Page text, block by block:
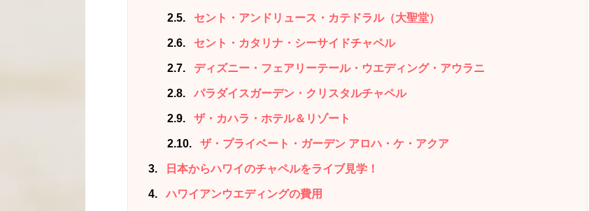
2.5 セント・アンドリュース・カテドラル（大聖堂）
2.6 セント・カタリナ・シーサイドチャペル
2.7 ディズニー・フェアリーテール・ウエディング・アウラニ
2.8 パラダイスガーデン・クリスタルチャペル
2.9 ザ・カハラ・ホテル＆リゾート
2.10 ザ・プライベート・ガーデン アロハ・ケ・アクア
3 日本からハワイのチャペルをライブ見学！
4 ハワイアンウエディングの費用